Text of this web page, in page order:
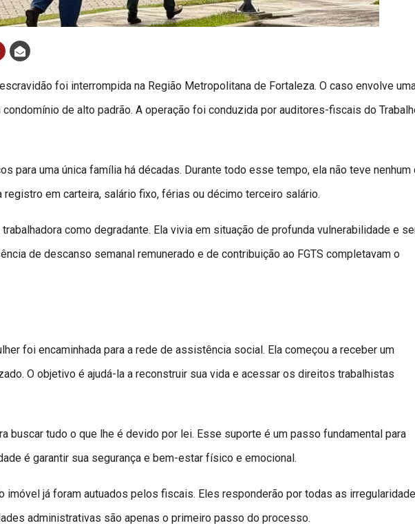
foi interrompida na Região Metropolitana de Fortaleza. O caso envolve
de alto padrão. A operação foi conduzida por auditores-fiscais do
para uma única família há décadas. Durante todo esse tempo, ela não teve nenhum
em carteira, salário fixo, férias ou décimo terceiro salário.
como degradante. Ela vivia em situação de profunda vulnerabilidade e
de descanso semanal remunerado e de contribuição ao FGTS completavam o
foi encaminhada para a rede de assistência social. Ela começou a receber um
O objetivo é ajudá-la a reconstruir sua vida e acessar os direitos trabalhistas
buscar tudo o que lhe é devido por lei. Esse suporte é um passo fundamental para
é garantir sua segurança e bem-estar físico e emocional.
imóvel já foram autuados pelos fiscais. Eles responderão por todas as
administrativas são apenas o primeiro passo do processo.